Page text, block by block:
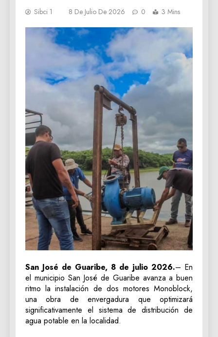
Sibci 1 8 De Julio De 2026 0 3 Mins
San José de Guaribe, 8 de julio 2026.– En
el municipio San José de Guaribe avanza a buen
ritmo la instalación de dos motores Monoblock,
una obra de envergadura que optimizará
significativamente el sistema de distribución de
agua potable en la localidad.